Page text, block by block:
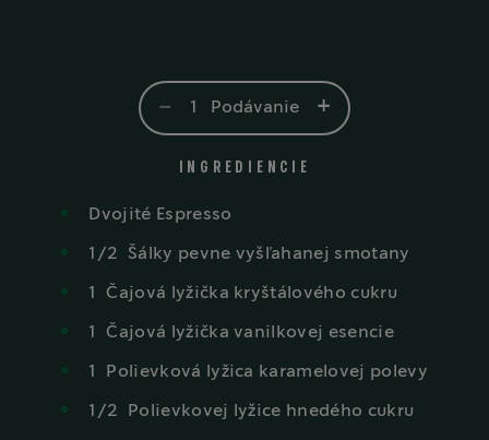
- 1 Podávanie +
INGREDIENCIE
Dvojité Espresso
1/2 Šálky pevne vyšľahanej smotany
1 Čajová lyžička kryštálového cukru
1 Čajová lyžička vanilkovej esencie
1 Polievková lyžica karamelovej polevy
1/2 Polievkovej lyžice hnedého cukru